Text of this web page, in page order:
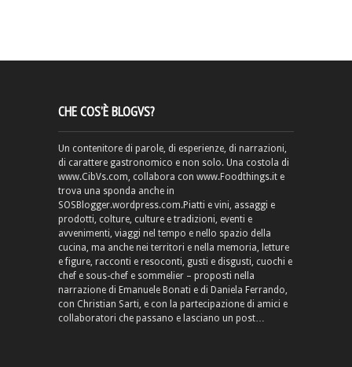
CHE COS’È BLOGVS?
Un contenitore di parole, di esperienze, di narrazioni,
di carattere gastronomico e non solo. Una costola di
www.CibVs.com, collabora con www.Foodthings.it e
trova una sponda anche in
SOSBlogger.wordpress.com.Piatti e vini, assaggi e
prodotti, colture, culture e tradizioni, eventi e
avvenimenti, viaggi nel tempo e nello spazio della
cucina, ma anche nei territori e nella memoria, letture
e figure, racconti e resoconti, gusti e disgusti, cuochi e
chef e sous-chef e sommelier – proposti nella
narrazione di Emanuele Bonati e di Daniela Ferrando,
con Christian Sarti, e con la partecipazione di amici e
collaboratori che passano e lasciano un post…